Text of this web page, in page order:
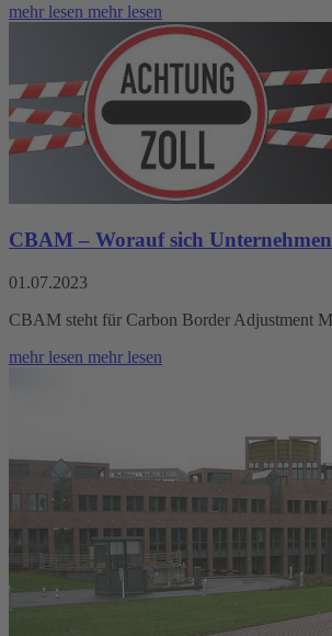
mehr lesen mehr lesen
CBAM – Worauf sich
01.07.2023
CBAM steht für Carbon Border Adjustment
mehr lesen mehr lesen